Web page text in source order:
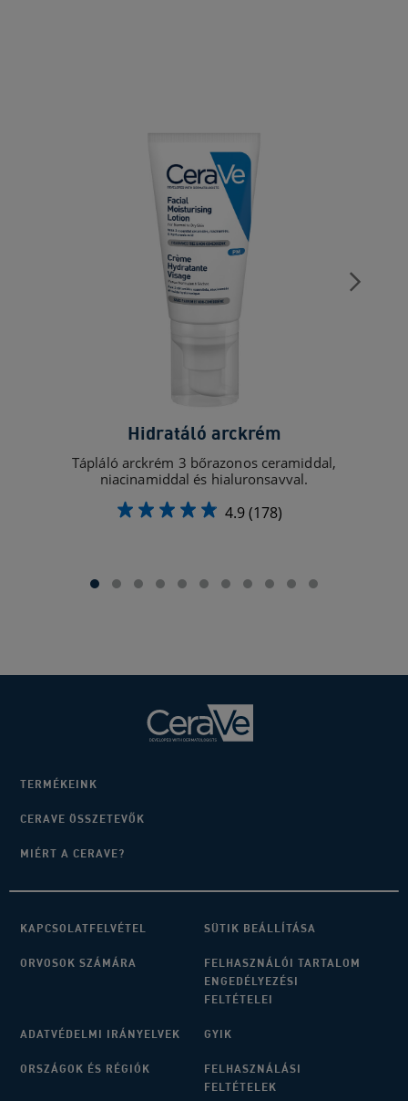
Hidratáló arckrém
Tápláló arckrém 3 bőrazonos ceramiddal,
niacinamiddal és hialuronsavval.
4.9(178)
TERMÉKEINK
CERAVE ÖSSZETEVŐK
MIÉRT A CERAVE?
KAPCSOLATFELVÉTEL SÜTIK BEÁLLÍTÁSA
ORVOSOK SZÁMÁRA
FELHASZNÁLÓI TARTALOM
ENGEDÉLYEZÉSI
FELTÉTELEI
ADATVÉDELMI IRÁNYELVEK GYIK
ORSZÁGOK ÉS RÉGIÓK
FELHASZNÁLÁSI
FELTÉTELEK